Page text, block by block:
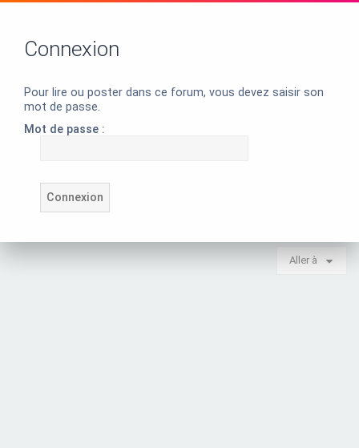
Connexion
Pour lire ou poster dans ce forum, vous devez saisir son
mot de passe.
Mot de passe :
Aller à